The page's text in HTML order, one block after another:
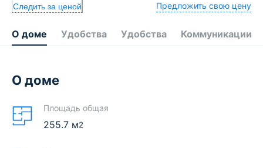
Следить за ценой Предложить свою цену
О доме Удобства Удобства Коммуникации
О доме
Площадь общая
255.7 м2